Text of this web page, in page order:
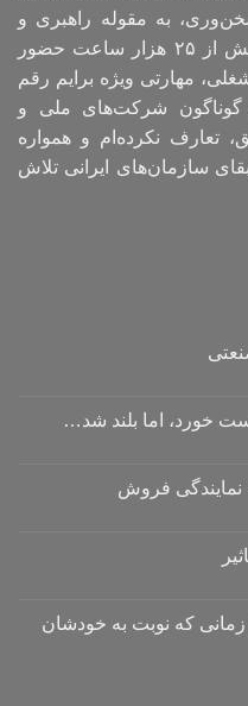
به مقوله راهبری و
آموزش کاربردی بپردازم. تجربه بیش از ۲۵ هزار ساعت حضور
مصاحبه شغلی،‌ مهارتی ویژه برایم رقم
شرکت‌های ملی و
تعارف نکرده‌ام و همواره
سازمان‌های ایرانی تلاش
خورد، اما بلند شد…
نمایندگی فروش
که نوبت به خودشان